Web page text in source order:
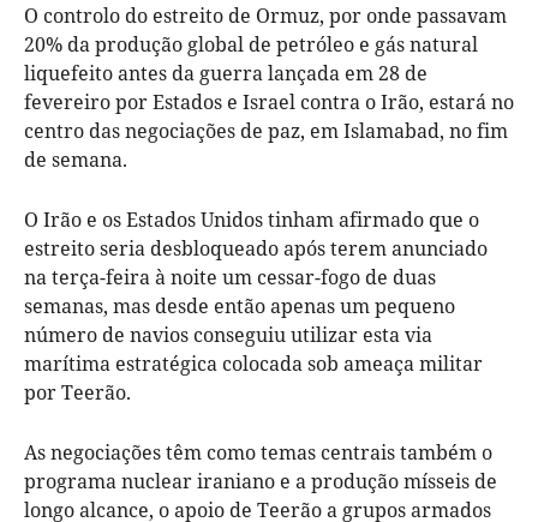
O controlo do estreito de Ormuz, por onde passavam
20% da produção global de petróleo e gás natural
liquefeito antes da guerra lançada em 28 de
fevereiro por Estados e Israel contra o Irão, estará no
centro das negociações de paz, em Islamabad, no fim
de semana.
O Irão e os Estados Unidos tinham afirmado que o
estreito seria desbloqueado após terem anunciado
na terça-feira à noite um cessar-fogo de duas
semanas, mas desde então apenas um pequeno
número de navios conseguiu utilizar esta via
marítima estratégica colocada sob ameaça militar
por Teerão.
As negociações têm como temas centrais também o
programa nuclear iraniano e a produção mísseis de
longo alcance, o apoio de Teerão a grupos armados